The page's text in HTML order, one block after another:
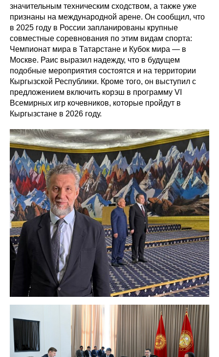
значительным техническим сходством, а также уже
признаны на международной арене. Он сообщил, что
в 2025 году в России запланированы крупные
совместные соревнования по этим видам спорта:
Чемпионат мира в Татарстане и Кубок мира — в
Москве. Раис выразил надежду, что в будущем
подобные мероприятия состоятся и на территории
Кыргызской Республики. Кроме того, он выступил с
предложением включить корэш в программу VI
Всемирных игр кочевников, которые пройдут в
Кыргызстане в 2026 году.